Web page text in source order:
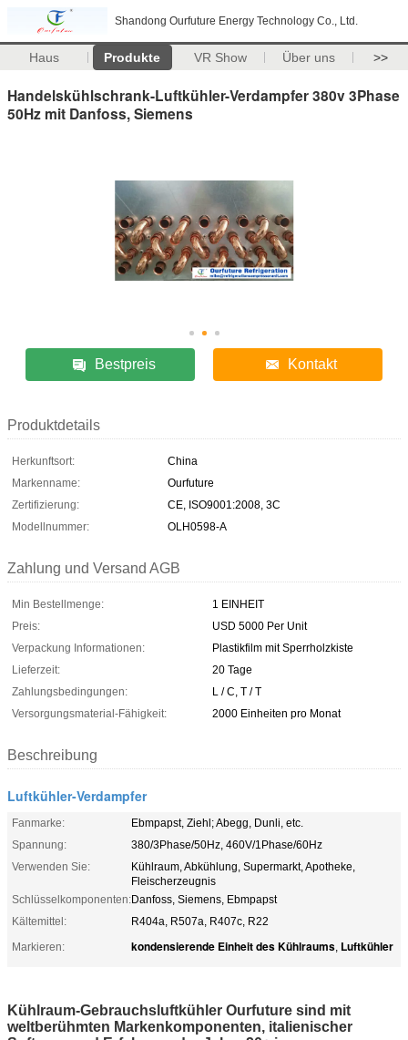
Shandong Ourfuture Energy Technology Co., Ltd.
Haus Produkte VR Show Über uns >>
Handelskühlschrank-Luftkühler-Verdampfer 380v 3Phase
50Hz mit Danfoss, Siemens
Bestpreis Kontakt
Produktdetails
Herkunftsort:
China
Markenname:
Ourfuture
Zertifizierung:
CE, ISO9001:2008, 3C
Modellnummer:
OLH0598-A
Zahlung und Versand AGB
Min Bestellmenge:
1 EINHEIT
Preis:
USD 5000 Per Unit
Verpackung Informationen:
Plastikfilm mit Sperrholzkiste
Lieferzeit:
20 Tage
Zahlungsbedingungen:
L / C, T / T
Versorgungsmaterial-Fähigkeit:
2000 Einheiten pro Monat
Beschreibung
Luftkühler-Verdampfer
Fanmarke:
Ebmpapst, Ziehl; Abegg, Dunli, etc.
Spannung:
380/3Phase/50Hz, 460V/1Phase/60Hz
Verwenden Sie:
Kühlraum, Abkühlung, Supermarkt, Apotheke,
Fleischerzeugnis
Schlüsselkomponenten:Danfoss, Siemens, Ebmpapst
Kältemittel:
R404a, R507a, R407c, R22
Markieren:
kondensierende Einheit des Kühlraums, Luftkühler
Kühlraum-Gebrauchsluftkühler Ourfuture sind mit
weltberühmten Markenkomponenten, italienischer